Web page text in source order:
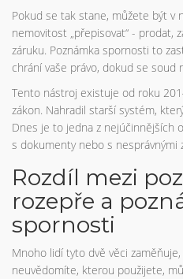
Pokud se tak stane, můžete být v
nemovitost „přepisovat“ - prodat,
záruku. Poznámka spornosti to
chrání vaše právo, dokud se soud
Tento nástroj existuje od roku
zákon. Nahradil starší systém,
Dnes je to jedna z nejúčinnějších
s dokumenty nebo s nesprávnými
Rozdíl mezi
rozepře a
spornosti
Mnoho lidí tyto dvě věci
neuvědomíte, kterou použijete,